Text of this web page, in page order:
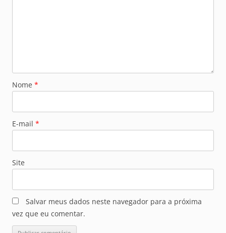
Nome *
E-mail *
Site
Salvar meus dados neste navegador para a próxima
vez que eu comentar.